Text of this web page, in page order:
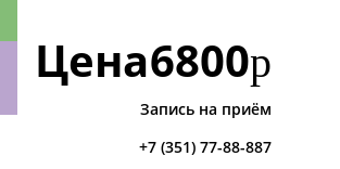
Цена6800р
Запись на приём
+7 (351) 77-88-887